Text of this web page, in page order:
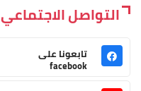
التواصل الاجتماعي
تابعونا على
facebook